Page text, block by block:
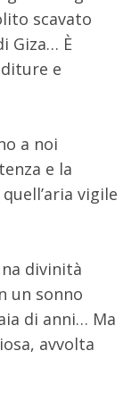
scavato
Giza… È
e
a noi
e la
vigile
divinità
un sonno
di anni… Ma
avvolta